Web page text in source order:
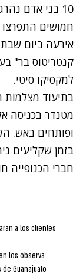
10 בני אדם
חמושים
למקסיקו סיטי.
בתיעוד
מטנדר בכניסה
ופותחים באש.
בזמן שקליעים
חברי הכנופייה
a los clientes
los observa
Guanajuato